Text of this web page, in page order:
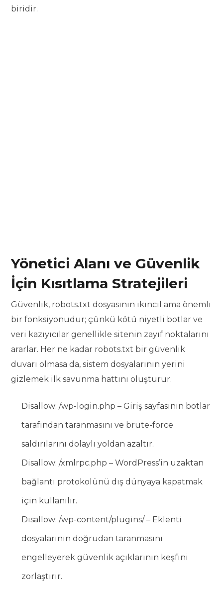
biridir.
Yönetici Alanı ve Güvenlik
İçin Kısıtlama Stratejileri
Güvenlik, robots.txt dosyasının ikincil ama önemli
bir fonksiyonudur; çünkü kötü niyetli botlar ve
veri kazıyıcılar genellikle sitenin zayıf noktalarını
ararlar. Her ne kadar robots.txt bir güvenlik
duvarı olmasa da, sistem dosyalarının yerini
gizlemek ilk savunma hattını oluşturur.
Disallow: /wp-login.php – Giriş sayfasının botlar
tarafından taranmasını ve brute-force
saldırılarını dolaylı yoldan azaltır.
Disallow: /xmlrpc.php – WordPress’in uzaktan
bağlantı protokolünü dış dünyaya kapatmak
için kullanılır.
Disallow: /wp-content/plugins/ – Eklenti
dosyalarının doğrudan taranmasını
engelleyerek güvenlik açıklarının keşfini
zorlaştırır.